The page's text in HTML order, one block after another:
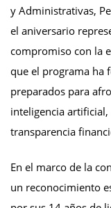
y Administrativas,
el aniversario
compromiso con la
que el programa ha
preparados para
inteligencia
transparencia
En el marco de la
un reconocimiento